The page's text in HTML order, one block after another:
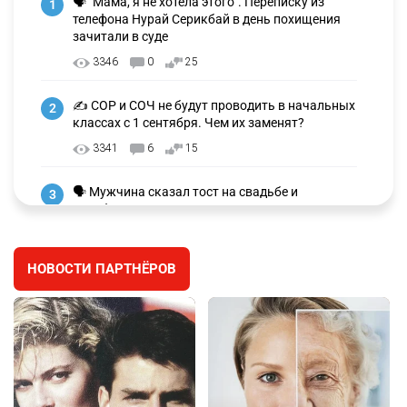
1
телефона Нурай Серикбай в день похищения
зачитали в суде
3346 0 25
2
✍️ СОР и СОЧ не будут проводить в начальных
классах с 1 сентября. Чем их заменят?
3341 6 15
3
🗣 Мужчина сказал тост на свадьбе и
заработал уголовное дело
🐏 Скота больше, а мясо дороже. Почему в
Казахстане продолжают расти цены на
баранину и конину
2744
5
⚠️ Доброе утро, друзья! Предлагаем обзор
главных новостей за 4 августа
НОВОСТИ ПАРТНЁРОВ